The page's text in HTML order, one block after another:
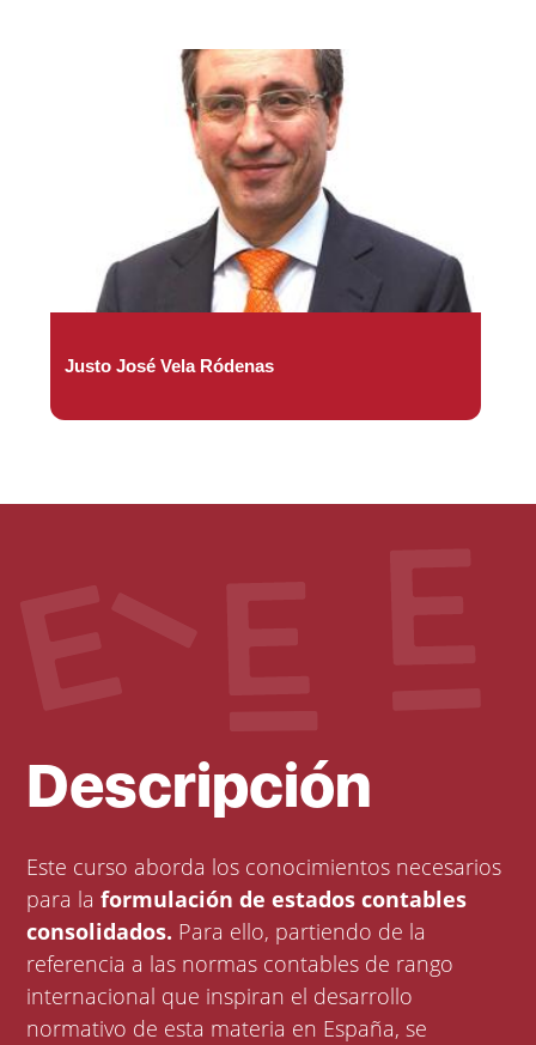
Justo José Vela Ródenas
Descripción
Este curso aborda los conocimientos necesarios
para la formulación de estados contables
consolidados. Para ello, partiendo de la
referencia a las normas contables de rango
internacional que inspiran el desarrollo
normativo de esta materia en España, se